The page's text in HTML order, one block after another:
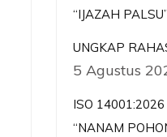
“IJAZAH
UNGKAP
5 Agustus
ISO
“NANAM